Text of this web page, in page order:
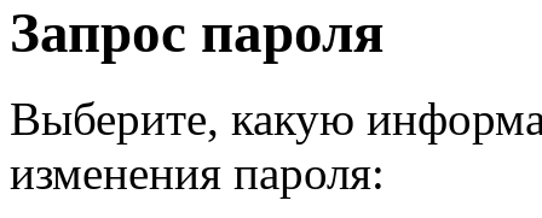
Запрос пароля
Выберите, какую
изменения пароля: